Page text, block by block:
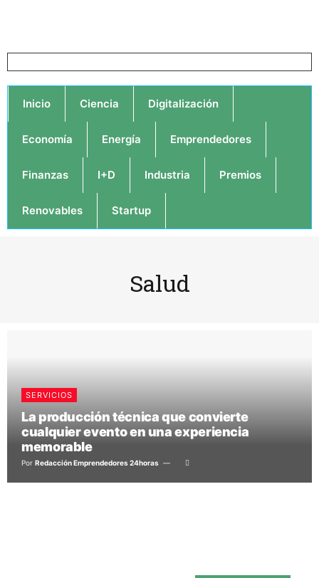
Inicio Ciencia Digitalización
Economía Energía Emprendedores
Finanzas I+D Industria Premios
Renovables Startup
Salud
SERVICIOS
La producción técnica que convierte
cualquier evento en una experiencia
memorable
Por Redacción Emprendedores 24horas